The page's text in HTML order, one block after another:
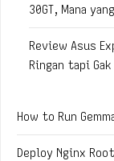
30GT, Mana
Review Asus
Ringan tapi
How to Run
Deploy Nginx